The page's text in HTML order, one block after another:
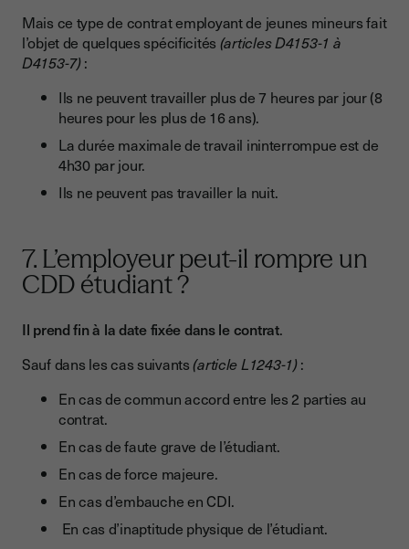
Mais ce type de contrat employant de jeunes mineurs fait
l’objet de quelques spécificités (articles D4153-1 à
D4153-7):
Ils ne peuvent travailler plus de 7 heures par jour (8
heures pour les plus de 16 ans).
La durée maximale de travail ininterrompue est de
4h30 par jour.
Ils ne peuvent pas travailler la nuit.
7. L’employeur peut-il rompre un
CDD étudiant ?
Il prend fin à la date fixée dans le contrat.
Sauf dans les cas suivants(article L1243-1):
En cas de commun accord entre les 2 parties au
contrat.
En cas de faute grave de l’étudiant.
En cas de force majeure.
En cas d’embauche en CDI.
En cas d’inaptitude physique de l’étudiant.